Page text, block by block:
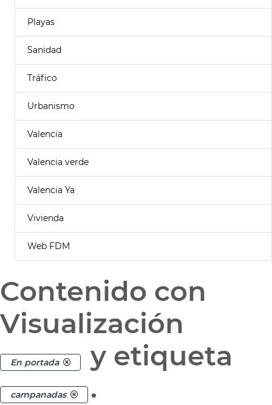
Playas
Sanidad
Tráfico
Urbanismo
Valencia
Valencia verde
Valencia Ya
Vivienda
Web FDM
Contenido con
Visualización
En portada y etiqueta
campanadas .